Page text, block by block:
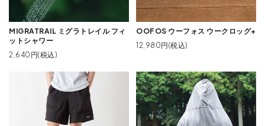
MIGRATRAIL ミグラトレイル フィ
ットシャワー
2,640円(税込)
OOFOS ウーフォス ウークロッグ+
12,980円(税込)